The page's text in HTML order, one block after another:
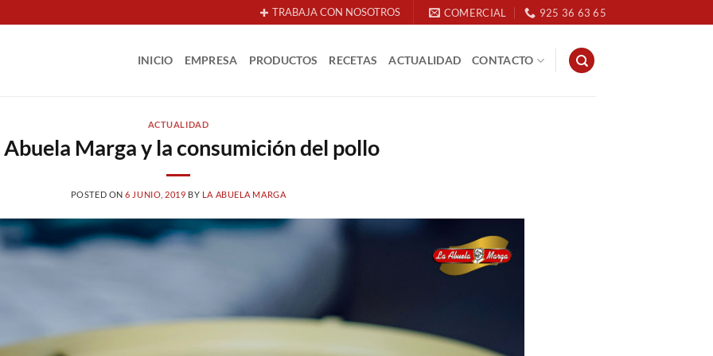
TRABAJA CON NOSOTROS COMERCIAL 925 36 63 65
INICIO EMPRESA PRODUCTOS RECETAS ACTUALIDAD CONTACTO
ACTUALIDAD
Abuela Marga y la consumición del pollo
POSTED ON6 JUNIO, 2019 BY LA ABUELA MARGA